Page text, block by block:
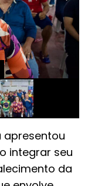
apresentou
integrar seu
da